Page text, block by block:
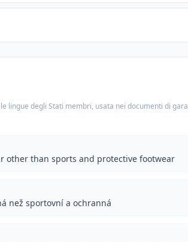
lingue degli Stati membri, usata nei documenti di gara
other than sports and protective footwear
než sportovní a ochranná